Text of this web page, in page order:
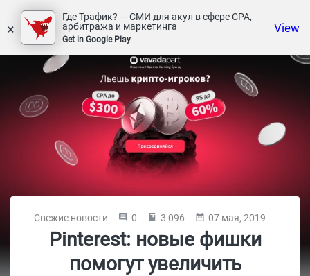
×
Где Трафик? — СМИ для акул в сфере СРА,
арбитража и маркетинга
Get in Google Play
View
Свежие новости 0 3 096 07 мая, 2019
Pinterest: новые фишки
помогут увеличить